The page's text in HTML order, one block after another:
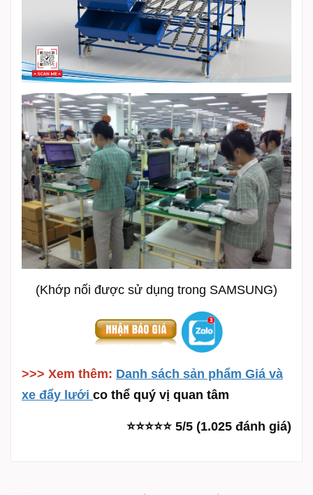
(Khớp nối được sử dụng trong SAMSUNG)
>>> Xem thêm: Danh sách sản phẩm Giá và
xe đẩy lưới co thể quý vị quan tâm
⭐⭐⭐⭐⭐ 5/5 (1.025 đánh giá)